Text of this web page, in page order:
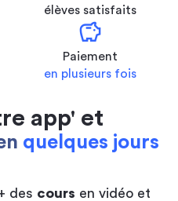
élèves satisfaits
savings
Paiement
en plusieurs fois
app' et
quelques jours
des cours en vidéo et